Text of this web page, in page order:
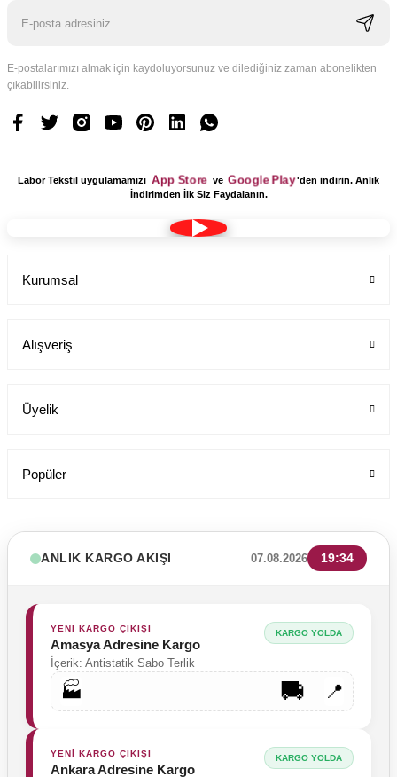
Labor Medikal Tekstil
Tesettür Cerrahi Bone Terikoton Kumaş Yeni Model
Labor Medikal Tekstil
E-postalarımızı almak için kaydoluyorsunuz ve dilediğiniz zaman abonelikten
çıkabilirsiniz.
Labor Tekstil uygulamamızı App Store ve Google Play'den indirin. Anlık
İndirimden İlk Siz Faydalanın.
Kurumsal
Alışveriş
Üyelik
Popüler
ANLIK KARGO AKIŞI 07.08.2026 19:34
YENİ KARGO ÇIKIŞI
Amasya Adresine Kargo
İçerik: Antistatik Sabo Terlik
KARGO YOLDA
🏭 🚚 📍
YENİ KARGO ÇIKIŞI
Ankara Adresine Kargo
KARGO YOLDA